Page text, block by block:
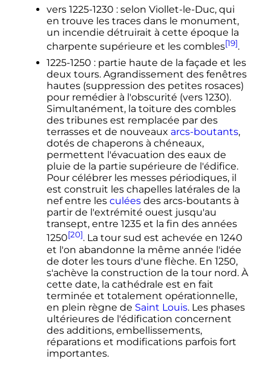
vers 1225-1230 : selon Viollet-le-Duc, qui
en trouve les traces dans le monument,
un incendie détruirait à cette époque la
charpente supérieure et les combles[19].
1225-1250 : partie haute de la façade et les
deux tours. Agrandissement des fenêtres
hautes (suppression des petites rosaces)
pour remédier à l'obscurité (vers 1230).
Simultanément, la toiture des combles
des tribunes est remplacée par des
terrasses et de nouveaux arcs-boutants,
dotés de chaperons à chéneaux,
permettent l'évacuation des eaux de
pluie de la partie supérieure de l'édifice.
Pour célébrer les messes périodiques, il
est construit les chapelles latérales de la
nef entre les culéesdes arcs-boutants à
partir de l'extrémité ouest jusqu'au
transept, entre 1235 et la fin des années
1250[20]. La tour sud est achevée en 1240
et l'on abandonne la même année l'idée
de doter les tours d'une flèche. En 1250,
s'achève la construction de la tour nord. À
cette date, la cathédrale est en fait
terminée et totalement opérationnelle,
en plein règne de Saint Louis. Les phases
ultérieures de l'édification concernent
des additions, embellissements,
réparations et modifications parfois fort
importantes.